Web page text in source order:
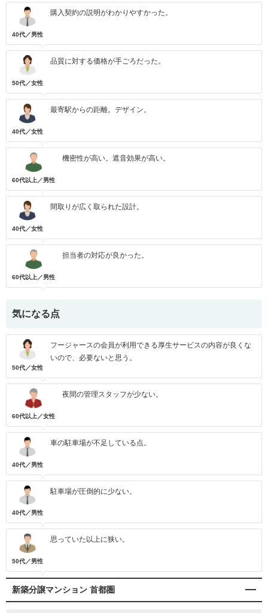
40代／男性
購入契約の説明がわかりやすかった。
50代／女性
品質に対する価格が手ごろだった。
40代／女性
最寄駅からの距離。デザイン。
60代以上／男性
機密性が高い。遮音効果が高い。
40代／女性
間取りが広く取られた設計。
60代以上／男性
担当者の対応が良かった。
気になる点
50代／女性
フージャースの会員が利用できる厚生サービスの内容が良くな
いので、必要ないと思う。
60代以上／女性
夜間の管理スタッフが少ない。
40代／男性
車の駐車場が不足している点。
40代／男性
駐車場が圧倒的に少ない。
50代／男性
思っていた以上に狭い。
新築分譲マンション 首都圏